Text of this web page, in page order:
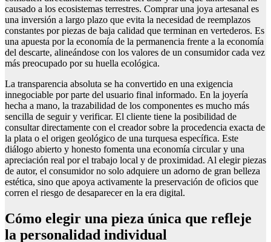
causado a los ecosistemas terrestres. Comprar una joya artesanal es
una inversión a largo plazo que evita la necesidad de reemplazos
constantes por piezas de baja calidad que terminan en vertederos. Es
una apuesta por la economía de la permanencia frente a la economía
del descarte, alineándose con los valores de un consumidor cada vez
más preocupado por su huella ecológica.
La transparencia absoluta se ha convertido en una exigencia
innegociable por parte del usuario final informado. En la joyería
hecha a mano, la trazabilidad de los componentes es mucho más
sencilla de seguir y verificar. El cliente tiene la posibilidad de
consultar directamente con el creador sobre la procedencia exacta de
la plata o el origen geológico de una turquesa específica. Este
diálogo abierto y honesto fomenta una economía circular y una
apreciación real por el trabajo local y de proximidad. Al elegir piezas
de autor, el consumidor no solo adquiere un adorno de gran belleza
estética, sino que apoya activamente la preservación de oficios que
corren el riesgo de desaparecer en la era digital.
Cómo elegir una pieza única que refleje
la personalidad individual